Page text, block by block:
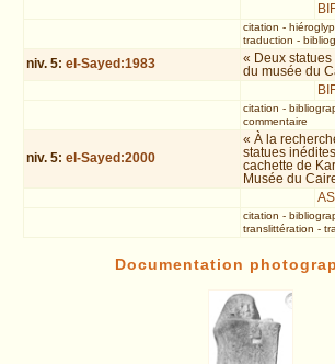
citation -
traduction -
niv. 5:el-Sayed:1983
« Deux
du musée du
citation -
commentaire
niv. 5:el-Sayed:2000
« À la
statues
cachette de
Musée du
citation -
translittération -
Documentation